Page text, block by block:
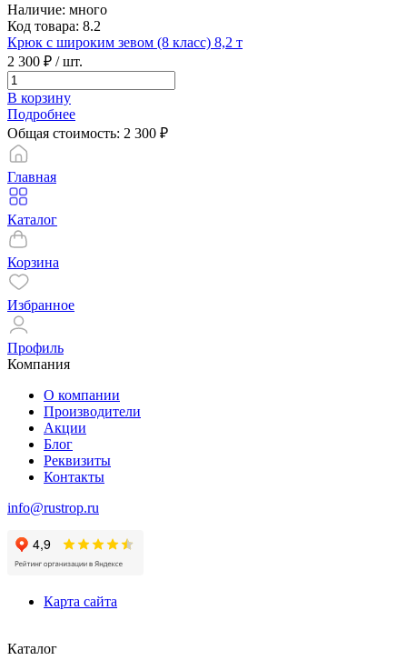
Наличие: много
Код товара: 8.2
Крюк с широким зевом (8 класс) 8,2 т
2 300 ₽ / шт.
В корзину
Подробнее
Общая стоимость: 2 300 ₽
Главная
Каталог
Корзина
Избранное
Профиль
Компания
О компании
Производители
Акции
Блог
Реквизиты
Контакты
info@rustrop.ru
Карта сайта
Каталог